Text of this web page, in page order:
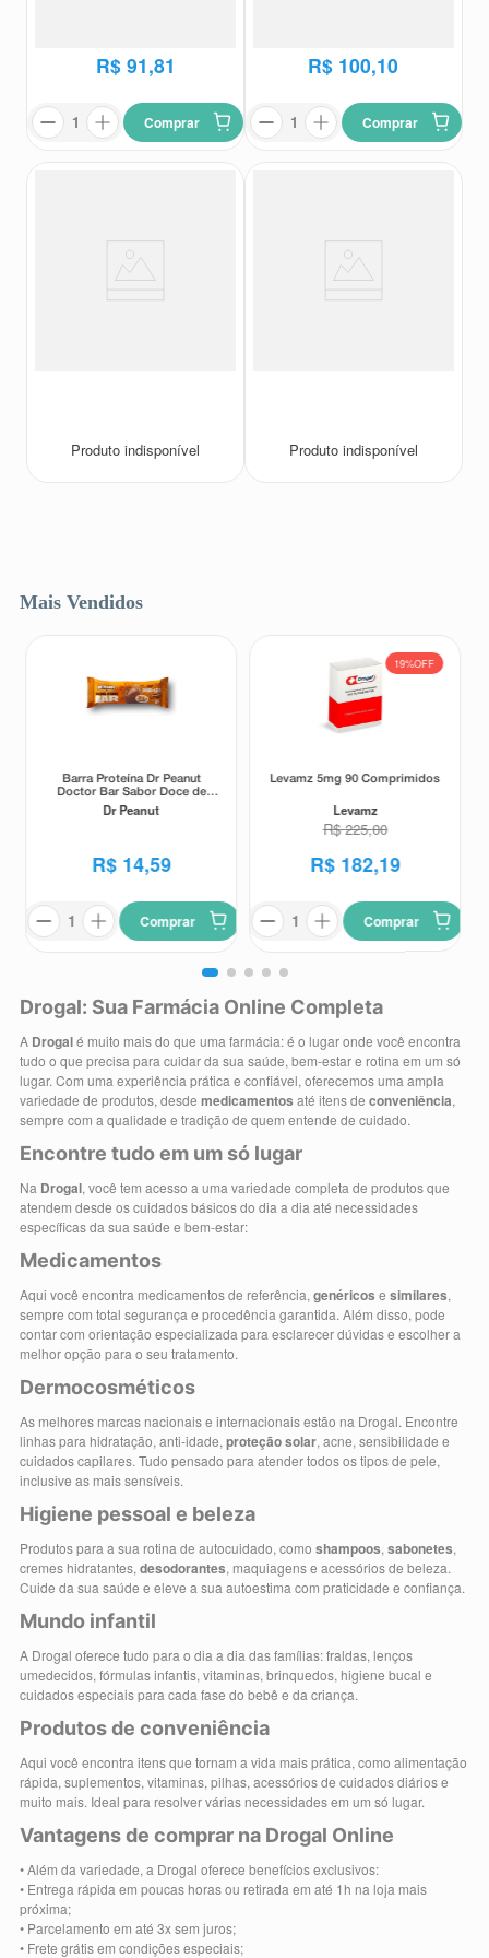
R$ 91,81
Comprar
R$ 100,10
Comprar
Shampoo Anticaspa Celamina
Produto indisponível
Shampoo Anticaspa Celamina
Produto indisponível
Mais Vendidos
Barra Proteína Dr Peanut
Doctor Bar Sabor Doce de
Leite 62g
Dr Peanut
R$ 14,59
Comprar
19%OFF
Levamz 5mg 90 Comprimidos
Levamz
R$ 225,00
R$ 182,19
Comprar
Drogal: Sua Farmácia Online Completa
A Drogalé muito mais do que uma farmácia: é o lugar onde você encontra
tudo o que precisa para cuidar da sua saúde, bem-estar e rotina em um só
lugar. Com uma experiência prática e confiável, oferecemos uma ampla
variedade de produtos, desde medicamentos até itens de conveniência,
sempre com a qualidade e tradição de quem entende de cuidado.
Encontre tudo em um só lugar
Na Drogal, você tem acesso a uma variedade completa de produtos que
atendem desde os cuidados básicos do dia a dia até necessidades
específicas da sua saúde e bem-estar:
Medicamentos
Aqui você encontra medicamentos de referência, genéricos e similares,
sempre com total segurança e procedência garantida. Além disso, pode
contar com orientação especializada para esclarecer dúvidas e escolher a
melhor opção para o seu tratamento.
Dermocosméticos
As melhores marcas nacionais e internacionais estão na Drogal. Encontre
linhas para hidratação, anti-idade, proteção solar, acne, sensibilidade e
cuidados capilares. Tudo pensado para atender todos os tipos de pele,
inclusive as mais sensíveis.
Higiene pessoal e beleza
Produtos para a sua rotina de autocuidado, como shampoos, sabonetes,
cremes hidratantes, desodorantes, maquiagens e acessórios de beleza.
Cuide da sua saúde e eleve a sua autoestima com praticidade e confiança.
Mundo infantil
A Drogal oferece tudo para o dia a dia das famílias: fraldas, lenços
umedecidos, fórmulas infantis, vitaminas, brinquedos, higiene bucal e
cuidados especiais para cada fase do bebê e da criança.
Produtos de conveniência
Aqui você encontra itens que tornam a vida mais prática, como alimentação
rápida, suplementos, vitaminas, pilhas, acessórios de cuidados diários e
muito mais. Ideal para resolver várias necessidades em um só lugar.
Vantagens de comprar na Drogal Online
• Além da variedade, a Drogal oferece benefícios exclusivos:
• Entrega rápida em poucas horas ou retirada em até 1h na loja mais
próxima;
• Parcelamento em até 3x sem juros;
• Frete grátis em condições especiais;